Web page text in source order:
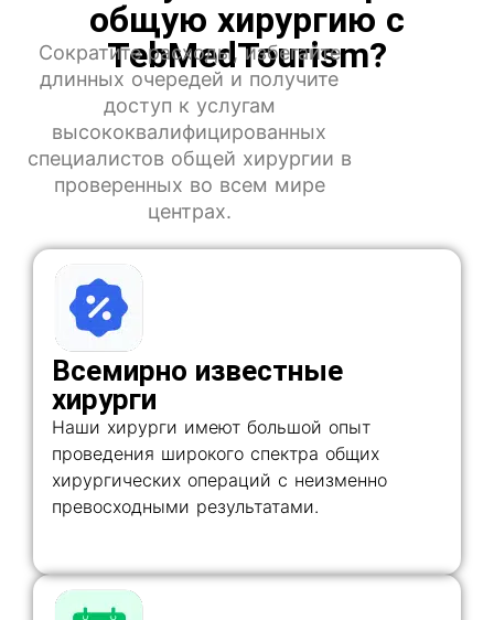
общую хирургию с
TebMedTourism?
Сократите расходы, избегайте
длинных очередей и получите
доступ к услугам
высококвалифицированных
специалистов общей хирургии в
проверенных во всем мире
центрах.
Всемирно известные
хирурги
Наши хирурги имеют большой опыт
проведения широкого спектра общих
хирургических операций с неизменно
превосходными результатами.